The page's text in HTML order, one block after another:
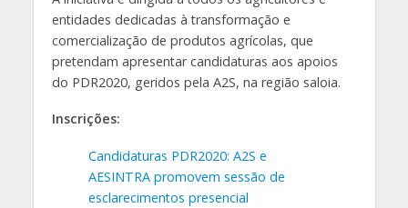
entidades dedicadas à transformação e
comercialização de produtos agrícolas, que
pretendam apresentar candidaturas aos apoios
do PDR2020, geridos pela A2S, na região saloia.
Inscrições:
Candidaturas PDR2020: A2S e
AESINTRA promovem sessão de
esclarecimentos presencial